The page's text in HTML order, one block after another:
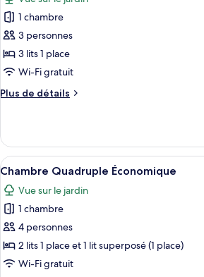
Double
Deluxe
les
photos
pour
ce
type
chambre :
Standard
1 chambre
3 personnes
3 lits 1 place
Wi-Fi gratuit
Plus de détails
Plus
le
type
de
chambre
Chambre
Triple
Standard
Afficher
toutes
les
photos
pour
ce
type
Une
1
Chambre Quadruple Économique
Vue sur le jardin
1 chambre
4 personnes
2 lits 1 place et 1 lit superposé (1 place)
Wi-Fi gratuit